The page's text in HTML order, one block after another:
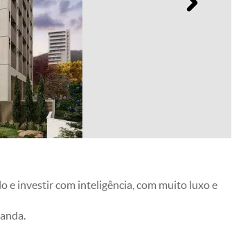
e investir com inteligência, com muito luxo e